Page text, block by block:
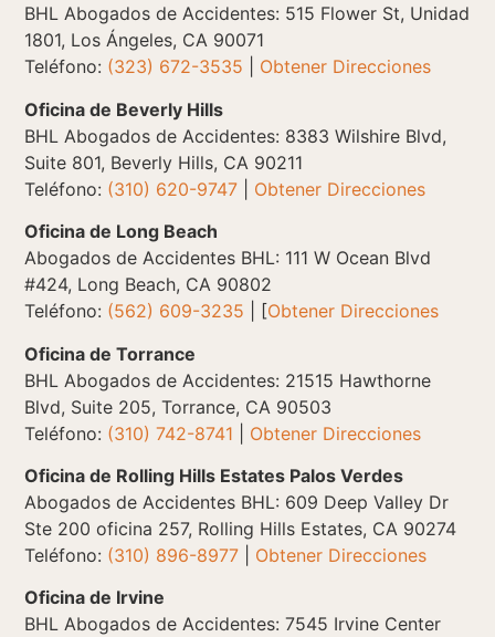
BHL Abogados de Accidentes: 515 Flower St, Unidad
1801, Los Ángeles, CA 90071
Teléfono: (323) 672-3535
Obtener Direcciones
Oficina de Beverly Hills
BHL Abogados de Accidentes: 8383 Wilshire Blvd,
Suite 801, Beverly Hills, CA 90211
Teléfono: (310) 620-9747
Obtener Direcciones
Oficina de Long Beach
Abogados de Accidentes BHL: 111 W Ocean Blvd
#424, Long Beach, CA 90802
Teléfono: (562) 609-3235 | [Obtener Direcciones
Oficina de Torrance
BHL Abogados de Accidentes: 21515 Hawthorne
Blvd, Suite 205, Torrance, CA 90503
Teléfono: (310) 742-8741
Obtener Direcciones
Oficina de Rolling Hills Estates Palos Verdes
Abogados de Accidentes BHL: 609 Deep Valley Dr
Ste 200 oficina 257, Rolling Hills Estates, CA 90274
Teléfono: (310) 896-8977
Obtener Direcciones
Oficina de Irvine
BHL Abogados de Accidentes: 7545 Irvine Center